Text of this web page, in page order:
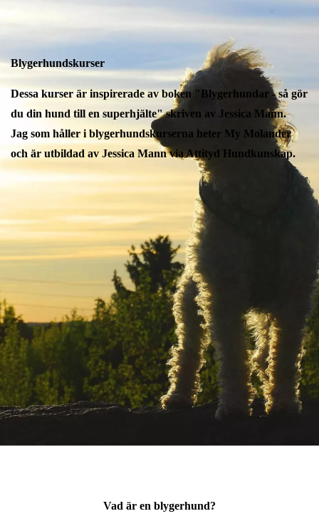
Blygerhundskurser
Dessa kurser är inspirerade av boken "Blygerhundar - så gör
du din hund till en superhjälte" skriven av Jessica Mann.
Jag som håller i blygerhundskurserna heter My Molander
och är utbildad av Jessica Mann via Attityd Hundkunskap.
Vad är en blygerhund?